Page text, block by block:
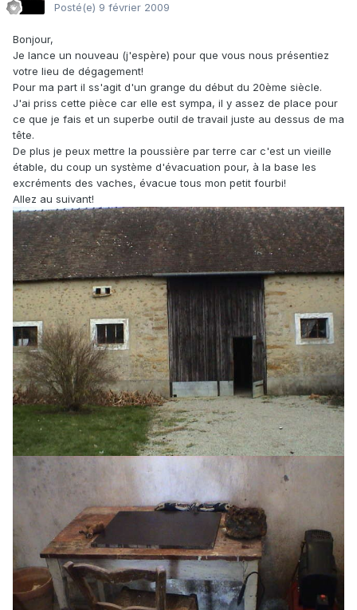
Posté(e) 9 février 2009
Bonjour,
Je lance un nouveau (j'espère) pour que vous nous présentiez
votre lieu de dégagement!
Pour ma part il ss'agit d'un grange du début du 20ème siècle.
J'ai priss cette pièce car elle est sympa, il y assez de place pour
ce que je fais et un superbe outil de travail juste au dessus de ma
tête.
De plus je peux mettre la poussière par terre car c'est un vieille
étable, du coup un système d'évacuation pour, à la base les
excréments des vaches, évacue tous mon petit fourbi!
Allez au suivant!